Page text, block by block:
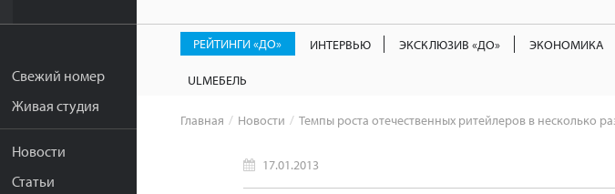
Свежий номер
Живая студия
Новости
Статьи
РЕЙТИНГИ «ДО» ИНТЕРВЬЮ ЭКСКЛЮЗИВ «ДО» ЭКОНОМИКА
ULМЕБЕЛЬ
Главная Новости Темпы роста отечественных ритейлеров в несколько
17.01.2013